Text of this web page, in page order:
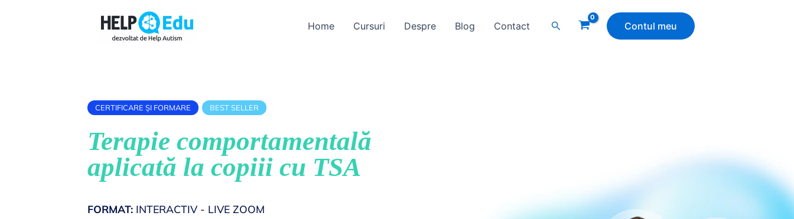
Home Cursuri Despre Blog Contact Search Contul meu
CERTIFICARE ȘI FORMARE BEST SELLER
Terapie comportamentală
aplicată la copiii cu TSA
FORMAT:INTERACTIV - LIVE ZOOM